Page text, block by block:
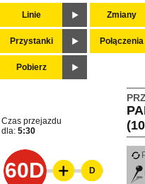
Linie Zmiany
Przystanki Połączenia
Pobierz
Czas przejazdu
dla: 5:30
60D D